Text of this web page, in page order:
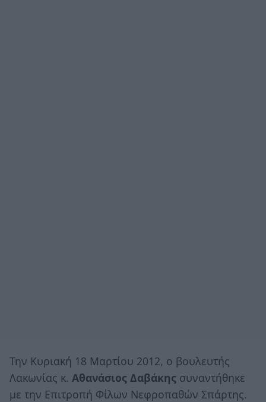
Την Κυριακή 18 Μαρτίου 2012, ο βουλευτής
Λακωνίας κ. Αθανάσιος Δαβάκης συναντήθηκε
με την Επιτροπή Φίλων Νεφροπαθών Σπάρτης.